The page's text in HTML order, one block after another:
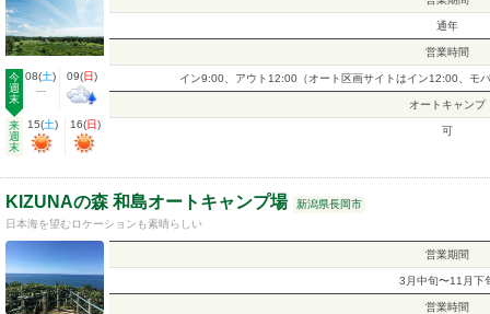
今
週
末
08(土)
---
09(日)
来
週
末
15(土) 16(日)
通年
営業時間
イン9:00、アウト12:00（オート区画サイトはイン12:00、モ
オートキャンプ
可
KIZUNAの森 和島オートキャンプ場
新潟県長岡市
日本海を望むロケーションも素晴らしい
営業期間
3月中旬〜11月下
営業時間